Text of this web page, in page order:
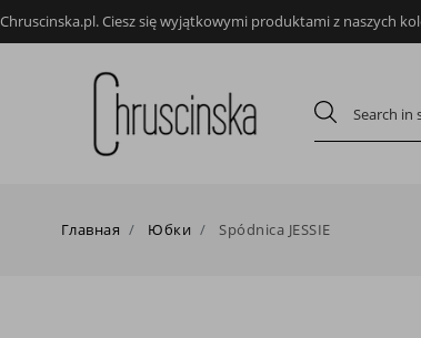
Ciesz się wyjątkowymi produktami z naszych
Главная Юбки Spódnica JESSIE